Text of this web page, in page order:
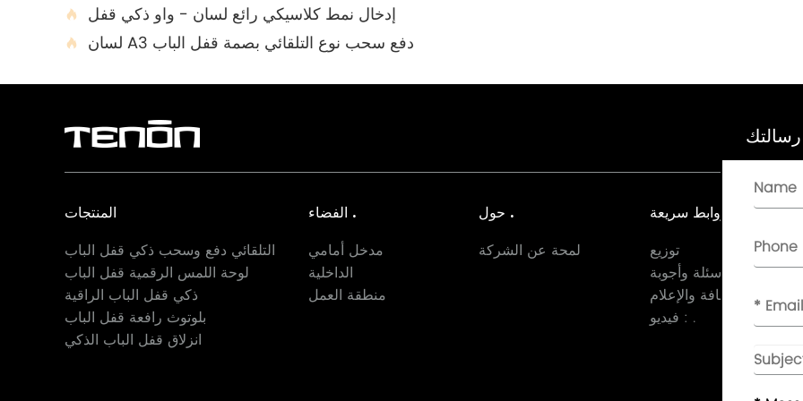
 إدخال نمط كلاسيكي رائع لسان - واو ذكي قفل
 لسان A3 دفع سحب نوع التلقائي بصمة قفل الباب
المنتجات
التلقائي دفع وسحب ذكي قفل الباب
لوحة اللمس الرقمية قفل الباب
ذكي قفل الباب الراقية
بلوتوث رافعة قفل الباب
انزلاق قفل الباب الذكي
الفضاء .
مدخل أمامي
الداخلية
منطقة العمل
حول .
لمحة عن الشركة
روابط سريعة
توزيع
أسئلة وأجوبة
الصحافة والإعلام
فيديو : .